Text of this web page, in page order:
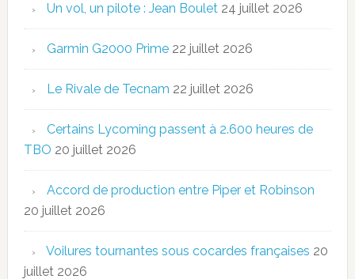
Un vol, un pilote : Jean Boulet 24 juillet 2026
Garmin G2000 Prime 22 juillet 2026
Le Rivale de Tecnam 22 juillet 2026
Certains Lycoming passent à 2.600 heures de
TBO 20 juillet 2026
Accord de production entre Piper et Robinson
20 juillet 2026
Voilures tournantes sous cocardes françaises 20
juillet 2026